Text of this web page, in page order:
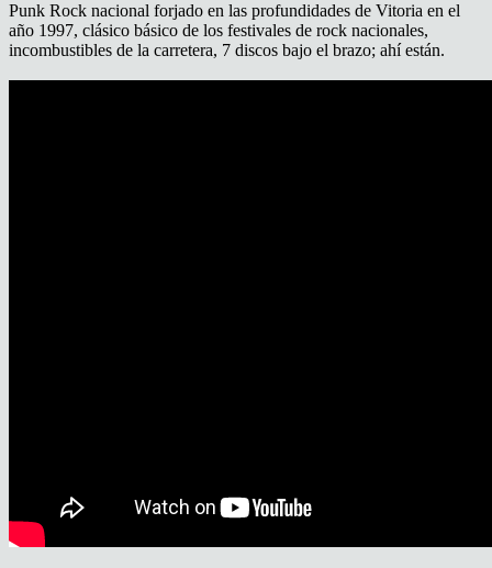
Punk Rock nacional forjado en las profundidades de Vitoria en el
año 1997, clásico básico de los festivales de rock nacionales,
incombustibles de la carretera, 7 discos bajo el brazo; ahí están.